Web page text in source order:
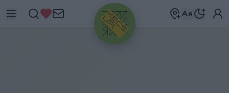
HIRDETÉS